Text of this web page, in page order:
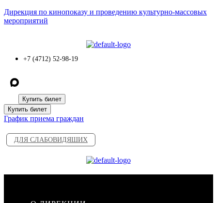
Дирекция по кинопоказу и проведению культурно-массовых
мероприятий
+7 (4712) 52-98-19
Купить билет
Купить билет
График приема граждан
ДЛЯ СЛАБОВИДЯШИХ